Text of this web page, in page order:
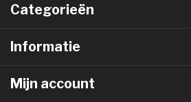
Categorieën
Informatie
Mijn account